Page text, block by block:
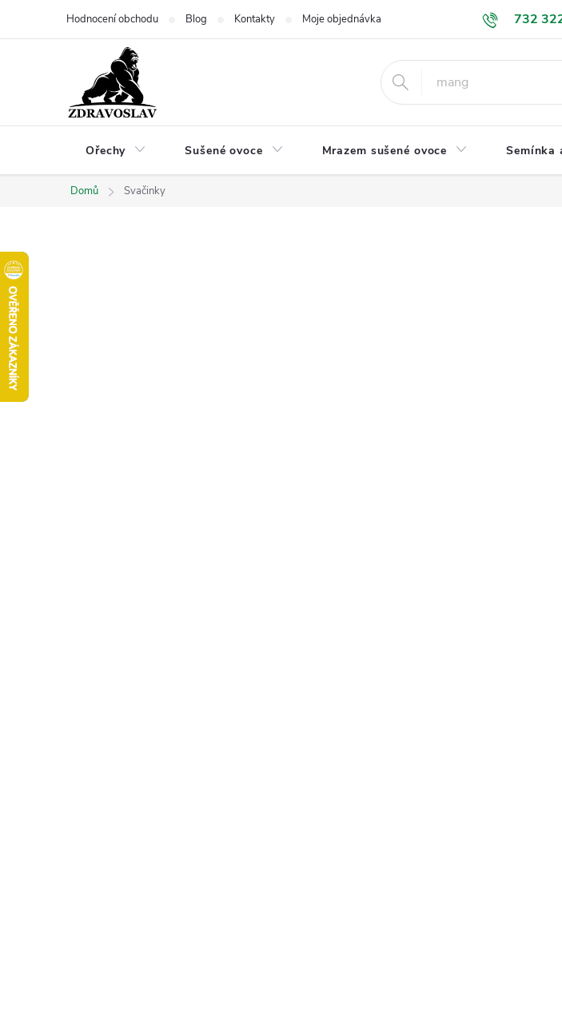
732
Hodnocení obchodu Blog Kontakty Moje objednávka GDPR a ochrana osobních údajů
Ořechy Sušené ovoce Mrazem sušené ovoce Semínka
Domů Svačinky